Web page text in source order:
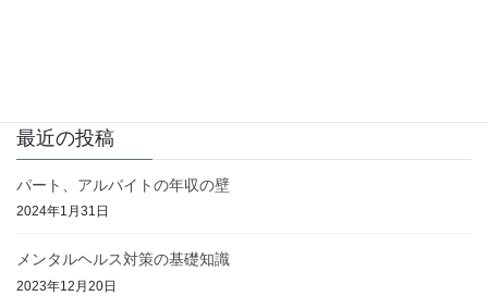
最近の投稿
パート、アルバイトの年収の壁
2024年1月31日
メンタルヘルス対策の基礎知識
2023年12月20日